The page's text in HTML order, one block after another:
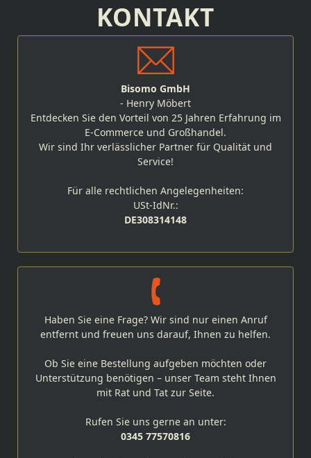
KONTAKT
Bisomo GmbH
- Henry Möbert
Entdecken Sie den Vorteil von 25 Jahren Erfahrung im
E-Commerce und Großhandel.
Wir sind Ihr verlässlicher Partner für Qualität und
Service!
Für alle rechtlichen Angelegenheiten:
USt-IdNr.:
DE308314148
Haben Sie eine Frage? Wir sind nur einen Anruf
entfernt und freuen uns darauf, Ihnen zu helfen.
Ob Sie eine Bestellung aufgeben möchten oder
Unterstützung benötigen – unser Team steht Ihnen
mit Rat und Tat zur Seite.
Rufen Sie uns gerne an unter:
0345 77570816